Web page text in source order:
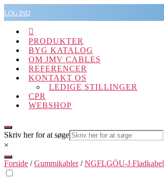
til
indholdet
LOG IND

PRODUKTER
BYG KATALOG
OM JMV CABLES
REFERENCER
KONTAKT OS
LEDIGE STILLINGER
CPR
WEBSHOP
Skriv her for at søge
×
Forside /Gummikabler/NGFLGÖU-J Fladkabel